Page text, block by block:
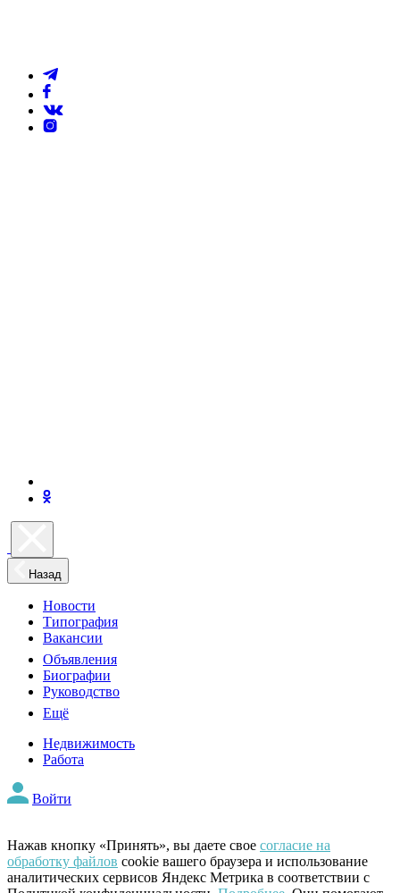
Назад
Новости
Типография
Вакансии
Объявления
Биографии
Руководство
Ещё
Недвижимость
Работа
Войти
Нажав кнопку «Принять», вы даете свое согласие на
обработку файлов cookie вашего браузера и использование
аналитических сервисов Яндекс Метрика в соответствии с